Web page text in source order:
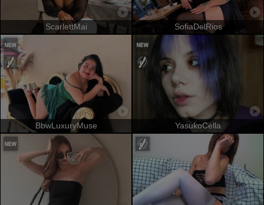
ScarlettMai SofiaDelRios
BbwLuxuryMuse YasukoCella